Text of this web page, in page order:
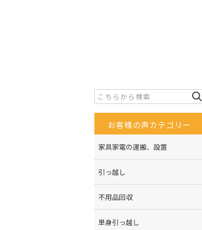
お客様の声カテゴリー
家具家電の運搬、設置
引っ越し
不用品回収
単身引っ越し